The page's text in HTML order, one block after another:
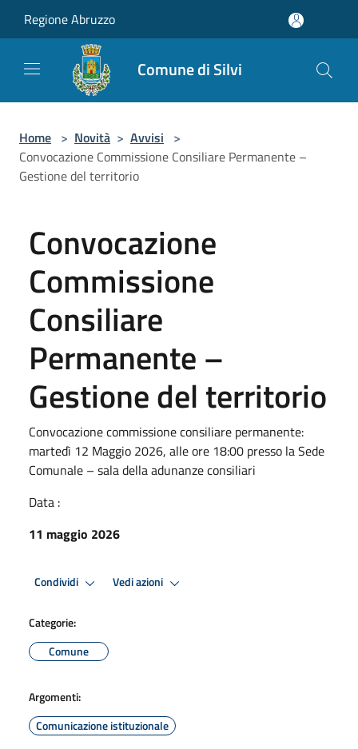
Regione Abruzzo
Comune di Silvi
Home > Novità > Avvisi >
Convocazione Commissione Consiliare Permanente –
Gestione del territorio
Convocazione
Commissione
Consiliare
Permanente –
Gestione del territorio
Convocazione commissione consiliare permanente:
martedì 12 Maggio 2026, alle ore 18:00 presso la Sede
Comunale – sala della adunanze consiliari
Data :
11 maggio 2026
Condividi Vedi azioni
Categorie:
Comune
Argomenti:
Comunicazione istituzionale